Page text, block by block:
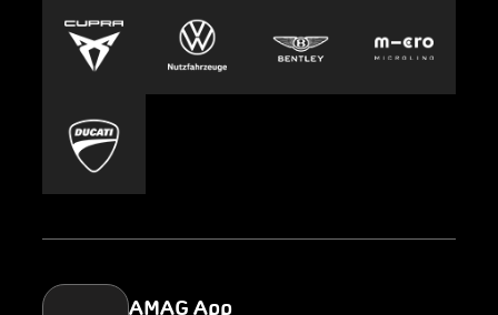
Europcar
Carsharing
Mobility-as-a-Service
Parking
Presse
AMAG App